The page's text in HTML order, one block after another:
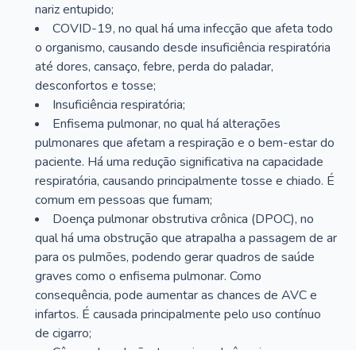
nariz entupido;
COVID-19, no qual há uma infecção que afeta todo
o organismo, causando desde insuficiência respiratória
até dores, cansaço, febre, perda do paladar,
desconfortos e tosse;
Insuficiência respiratória;
Enfisema pulmonar, no qual há alterações
pulmonares que afetam a respiração e o bem-estar do
paciente. Há uma redução significativa na capacidade
respiratória, causando principalmente tosse e chiado. É
comum em pessoas que fumam;
Doença pulmonar obstrutiva crônica (DPOC), no
qual há uma obstrução que atrapalha a passagem de ar
para os pulmões, podendo gerar quadros de saúde
graves como o enfisema pulmonar. Como
consequência, pode aumentar as chances de AVC e
infartos. É causada principalmente pelo uso contínuo
de cigarro;